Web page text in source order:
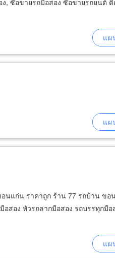
นแก่น ราคาถูก ร้าน 77 รถบ้าน ขอ
สอง หัวรถลากมือสอง รถบรรทุกมือ